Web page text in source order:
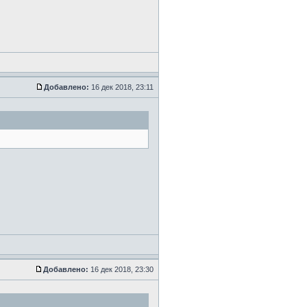
Добавлено: 16 дек 2018, 23:11
Добавлено: 16 дек 2018, 23:30